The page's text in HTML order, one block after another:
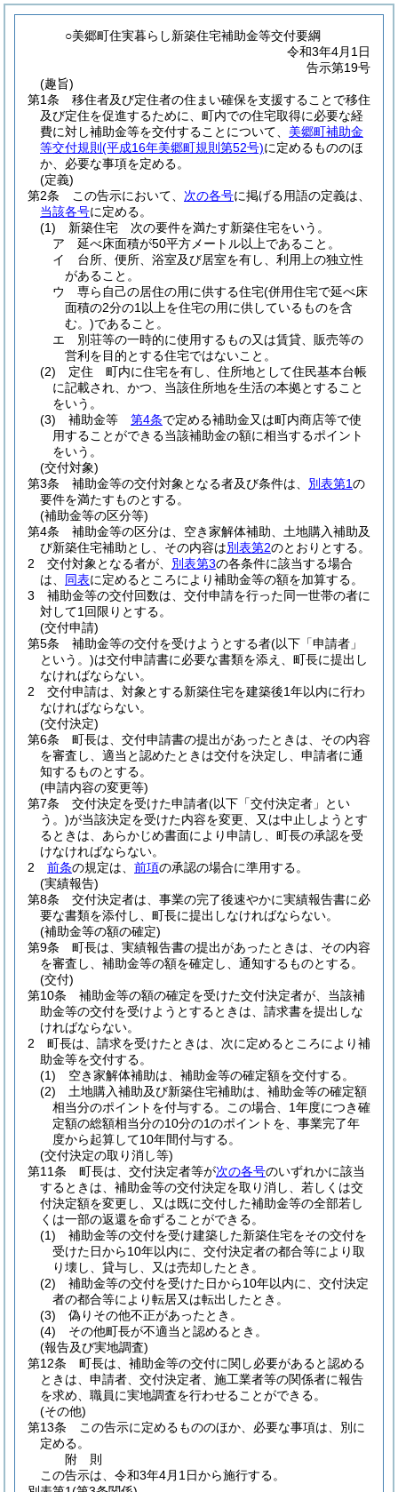
○美郷町住実暮らし新築住宅補助金等交付要綱
令和3年4月1日
告示第19号
(趣旨)
第1条
移住者及び定住者の住まい確保を支援することで移住
及び定住を促進するために、町内での住宅取得に必要な経
費に対し補助金等を交付することについて、 美郷町補助金
等交付規則 (平成16年美郷町規則第52号)に定めるもののほ
か、必要な事項を定める。
(定義)
第2条
この告示において、 次の各号に掲げる用語の定義は、
当該各号に定める。
(1)
新築住宅 次の要件を満たす新築住宅をいう。
ア
延べ床面積が50平方メートル以上であること。
イ
台所、便所、浴室及び居室を有し、利用上の独立性
があること。
ウ
専ら自己の居住の用に供する住宅(併用住宅で延べ床
面積の2分の1以上を住宅の用に供しているものを含
む。)であること。
エ
別荘等の一時的に使用するもの又は賃貸、販売等の
営利を目的とする住宅ではないこと。
(2)
定住 町内に住宅を有し、住所地として住民基本台帳
に記載され、かつ、当該住所地を生活の本拠とすること
をいう。
(3)
補助金等 第4条で定める補助金又は町内商店等で使
用することができる当該補助金の額に相当するポイント
をいう。
(交付対象)
第3条
補助金等の交付対象となる者及び条件は、 別表第1の
要件を満たすものとする。
(補助金等の区分等)
第4条
補助金等の区分は、空き家解体補助、土地購入補助及
び新築住宅補助とし、その内容は別表第2のとおりとする。
2
交付対象となる者が、 別表第3の各条件に該当する場合
は、 同表に定めるところにより補助金等の額を加算する。
3
補助金等の交付回数は、交付申請を行った同一世帯の者に
対して1回限りとする。
(交付申請)
第5条
補助金等の交付を受けようとする者(以下「申請者」
という。)は交付申請書に必要な書類を添え、町長に提出し
なければならない。
2
交付申請は、対象とする新築住宅を建築後1年以内に行わ
なければならない。
(交付決定)
第6条
町長は、交付申請書の提出があったときは、その内容
を審査し、適当と認めたときは交付を決定し、申請者に通
知するものとする。
(申請内容の変更等)
第7条
交付決定を受けた申請者(以下「交付決定者」とい
う。)が当該決定を受けた内容を変更、又は中止しようとす
るときは、あらかじめ書面により申請し、町長の承認を受
けなければならない。
2
前条の規定は、 前項の承認の場合に準用する。
(実績報告)
第8条
交付決定者は、事業の完了後速やかに実績報告書に必
要な書類を添付し、町長に提出しなければならない。
(補助金等の額の確定)
第9条
町長は、実績報告書の提出があったときは、その内容
を審査し、補助金等の額を確定し、通知するものとする。
(交付)
第10条
補助金等の額の確定を受けた交付決定者が、当該補
助金等の交付を受けようとするときは、請求書を提出しな
ければならない。
2
町長は、請求を受けたときは、次に定めるところにより補
助金等を交付する。
(1)
空き家解体補助は、補助金等の確定額を交付する。
(2)
土地購入補助及び新築住宅補助は、補助金等の確定額
相当分のポイントを付与する。
この場合、1年度につき確
定額の総額相当分の10分の1のポイントを、事業完了年
度から起算して10年間付与する。
(交付決定の取り消し等)
第11条
町長は、交付決定者等が次の各号のいずれかに該当
するときは、補助金等の交付決定を取り消し、若しくは交
付決定額を変更し、又は既に交付した補助金等の全部若し
くは一部の返還を命ずることができる。
(1)
補助金等の交付を受け建築した新築住宅をその交付を
受けた日から10年以内に、交付決定者の都合等により取
り壊し、貸与し、又は売却したとき。
(2)
補助金等の交付を受けた日から10年以内に、交付決定
者の都合等により転居又は転出したとき。
(3)
偽りその他不正があったとき。
(4)
その他町長が不適当と認めるとき。
(報告及び実地調査)
第12条
町長は、補助金等の交付に関し必要があると認める
ときは、申請者、交付決定者、施工業者等の関係者に報告
を求め、職員に実地調査を行わせることができる。
(その他)
第13条
この告示に定めるもののほか、必要な事項は、別に
定める。
附 則
この告示は、令和3年4月1日から施行する。